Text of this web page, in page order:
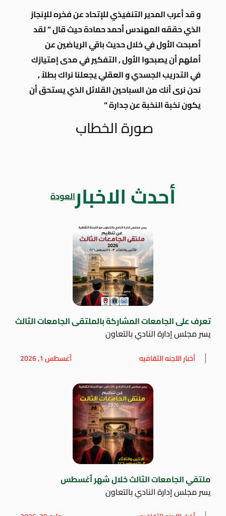
و قد أعرب المدير التنفيذي للإتحاد عن فخره للإنجاز
الذي حققه المهندس أحمد حمادة حيث قال ” لقد
أصبحت الأول في خلال حديث باقي الرياضين عن
أملهم أن يصبحوا الأول , التفكير في مدى إمتيازك
في التدريب الجسدي و العقلي يجعلنا نراك بطلاً ,
نحن نرى أنك من السباحين القلائل الذي يستحق أن
يكون نخبة النخبة عن جدارة “
صورة الخطاب
أحدث الاخبارالعودة
تعرف على الجامعات المشاركة بالملتقى الجامعات الثالث
يسر مجلس إدارة النادي بالتعاون
أخبار اللجنه الثقافيه أغسطس 1, 2026
ملتقي الجامعات الثالث خلال شهر أغسطس
يسر مجلس إدارة النادي بالتعاون